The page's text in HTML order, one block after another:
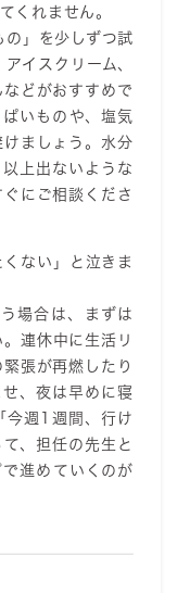
くれません。
」を少しずつ試
イスクリーム、
どがおすすめで
いものや、塩気
ましょう。水分
上出ないような
にご相談くださ
ない」と泣きま
場合は、まずは
連休中に生活リ
張が再燃したり
、夜は早めに寝
今週1週間、行け
、担任の先生と
進めていくのが